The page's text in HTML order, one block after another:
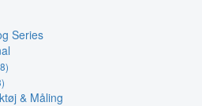
Series
& Måling